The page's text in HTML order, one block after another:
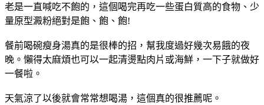
老是一直喊吃不飽的，這個喝完再吃一些蛋白質高的食物、少
量原型澱粉絕對是飽、飽、飽!
餐前喝碗瘦身湯真的是很棒的招，幫我度過好幾次易餓的夜
晚。懶得太麻煩也可以一起清燙點肉片或海鮮，一下子就做好
一餐啦。
天氣涼了以後就會常常想喝湯，這個真的很推薦呢。